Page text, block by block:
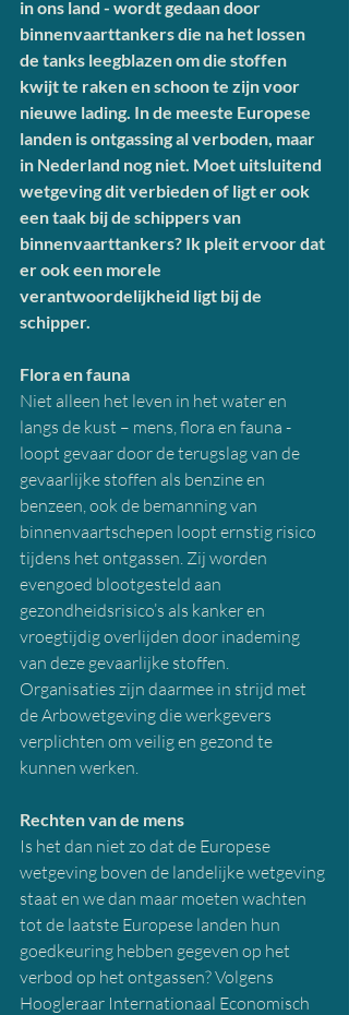
in ons land - wordt gedaan door
binnenvaarttankers die na het lossen
de tanks leegblazen om die stoffen
kwijt te raken en schoon te zijn voor
nieuwe lading. In de meeste Europese
landen is ontgassing al verboden, maar
in Nederland nog niet. Moet uitsluitend
wetgeving dit verbieden of ligt er ook
een taak bij de schippers van
binnenvaarttankers? Ik pleit ervoor dat
er ook een morele
verantwoordelijkheid ligt bij de
schipper.
Flora en fauna
Niet alleen het leven in het water en
langs de kust – mens, flora en fauna -
loopt gevaar door de terugslag van de
gevaarlijke stoffen als benzine en
benzeen, ook de bemanning van
binnenvaartschepen loopt ernstig risico
tijdens het ontgassen. Zij worden
evengoed blootgesteld aan
gezondheidsrisico’s als kanker en
vroegtijdig overlijden door inademing
van deze gevaarlijke stoffen.
Organisaties zijn daarmee in strijd met
de Arbowetgeving die werkgevers
verplichten om veilig en gezond te
kunnen werken.
Rechten van de mens
Is het dan niet zo dat de Europese
wetgeving boven de landelijke wetgeving
staat en we dan maar moeten wachten
tot de laatste Europese landen hun
goedkeuring hebben gegeven op het
verbod op het ontgassen? Volgens
Hoogleraar Internationaal Economisch